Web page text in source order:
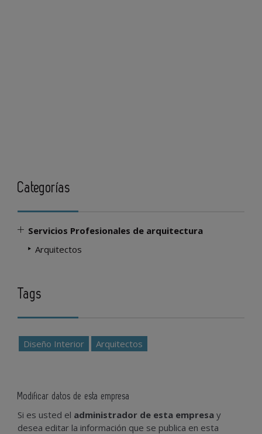
Categorías
Servicios Profesionales de arquitectura
Arquitectos
Tags
Diseño Interior Arquitectos
Modificar datos de esta empresa
Si es usted el administrador de esta empresa y
desea editar la información que se publica en esta